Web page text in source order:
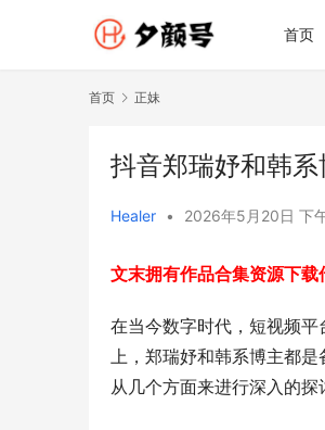
首页
首页 正妹
抖音郑瑞妤和韩
Healer • 2026年5月20日 下
文末拥有作品合集资源下载
在当今数字时代，短视频
上，郑瑞妤和韩系博主都
从几个方面来进行深入的探